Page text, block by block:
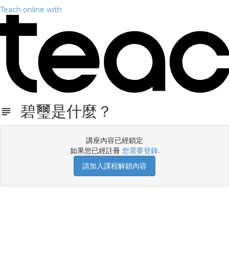
Teach online with
碧璽是什麼？
講座內容已經鎖定
如果您已經註冊 您需要登錄.
請加入課程解鎖內容